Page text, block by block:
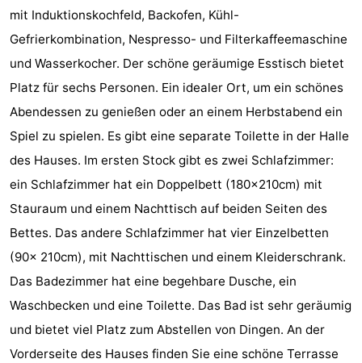
Leuchtturme
-
Aussichtspunkte
Attraktionen
-
Spielplätze
-
Indoor-
Spielplätze
-
Bowling
-
Minigolfplätze
Wellness-
Zentren
Dörfer
&
Städte
Natur
Führungen
mit Induktionskochfeld, Backofen, Kühl-
Gefrierkombination, Nespresso- und Filterkaffeemaschine
und Wasserkocher. Der schöne geräumige Esstisch bietet
Platz für sechs Personen. Ein idealer Ort, um ein schönes
Abendessen zu genießen oder an einem Herbstabend ein
Spiel zu spielen. Es gibt eine separate Toilette in der Halle
des Hauses. Im ersten Stock gibt es zwei Schlafzimmer:
ein Schlafzimmer hat ein Doppelbett (180x210cm) mit
Stauraum und einem Nachttisch auf beiden Seiten des
Bettes. Das andere Schlafzimmer hat vier Einzelbetten
(90x 210cm), mit Nachttischen und einem Kleiderschrank.
Das Badezimmer hat eine begehbare Dusche, ein
Waschbecken und eine Toilette. Das Bad ist sehr geräumig
und bietet viel Platz zum Abstellen von Dingen. An der
Vorderseite des Hauses finden Sie eine schöne Terrasse